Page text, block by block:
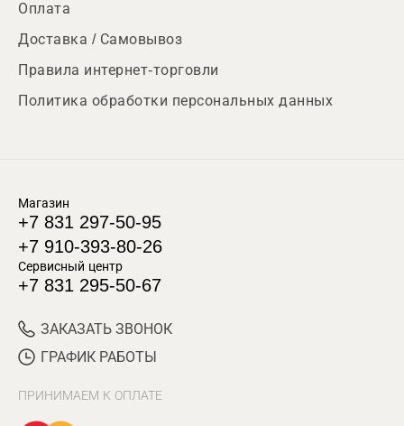
Оплата
Доставка / Самовывоз
Правила интернет-торговли
Политика обработки персональных данных
Магазин
+7 831 297-50-95
+7 910-393-80-26
Сервисный центр
+7 831 295-50-67
ЗАКАЗАТЬ ЗВОНОК
ГРАФИК РАБОТЫ
ПРИНИМАЕМ К ОПЛАТЕ